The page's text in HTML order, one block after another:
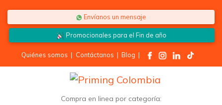
Envíanos un mensaje
Promocionales para elFin de año
Quiénes somos | Contáctanos | Blog |
Compra en linea por categoría: